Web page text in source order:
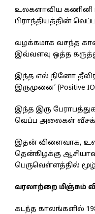
உலகளாவிய கணினி
பிராந்தியத்தின்
வழக்கமாக வசந்த
இவ்வளவு ஒத்த
இந்த எல் நினோ
இருமுனை’ (Positive
இந்த இரு
வெப்ப அலைகள்
இதன் விளைவாக, உலக
தென்கிழக்கு
பெருவெள்ளத்தில்
வரலாற்றை மிஞ்சும்
கடந்த காலங்களில்